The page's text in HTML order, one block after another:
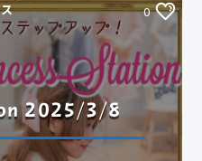
0
2025/3/8